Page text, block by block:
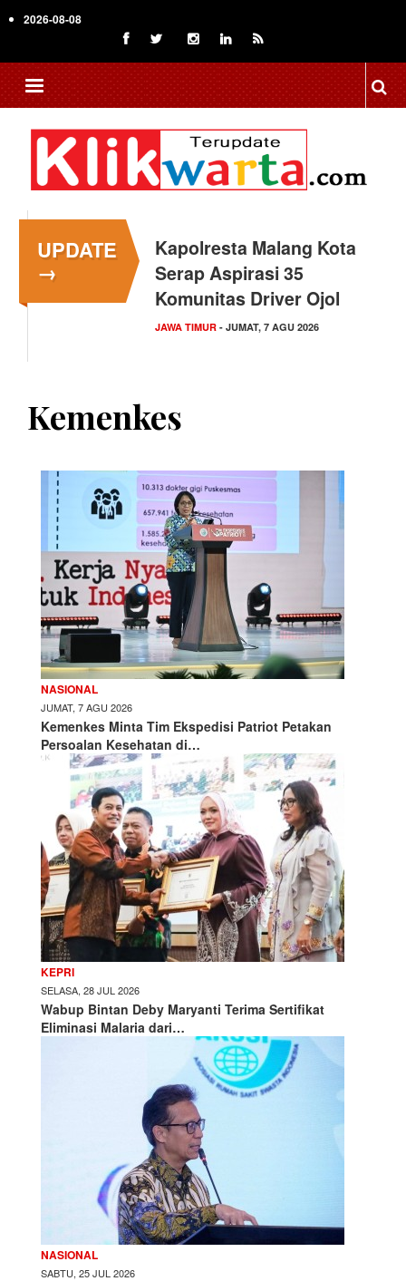
to
content
2026-08-08
UPDATE
→
Kapolresta Malang Kota
Serap Aspirasi 35
Komunitas Driver Ojol
JAWA TIMUR - JUMAT, 7 AGU 2026
Kemenkes
NASIONAL
JUMAT, 7 AGU 2026
Kemenkes Minta Tim Ekspedisi Patriot Petakan
Persoalan Kesehatan di…
KEPRI
SELASA, 28 JUL 2026
Wabup Bintan Deby Maryanti Terima Sertifikat
Eliminasi Malaria dari…
NASIONAL
SABTU, 25 JUL 2026